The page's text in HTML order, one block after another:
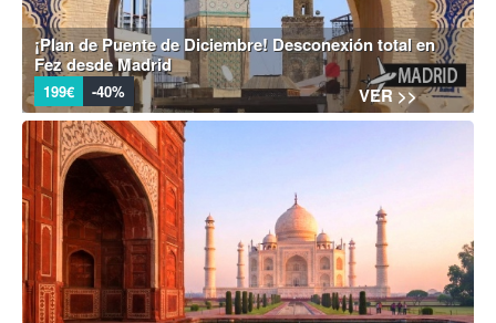
¡Plan de Puente de Diciembre! Desconexión total en
Fez desde Madrid
199€ -40% VER >>